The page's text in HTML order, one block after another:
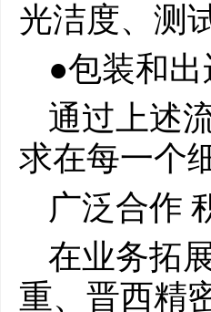
光洁度、测
●包装和
通过上述
求在每一个
广泛合作
在业务拓
重、晋西精